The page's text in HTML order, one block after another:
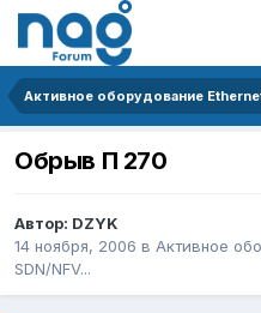
Обрыв П 270
Автор: DZYK
14 ноября, 2006 в Активное
SDN/NFV...